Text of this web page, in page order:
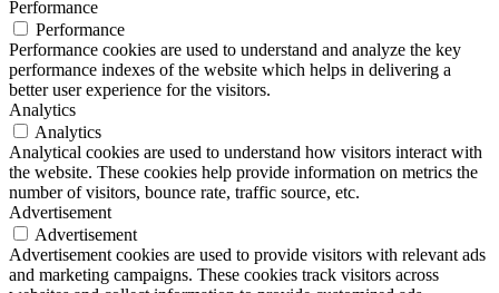
Performance
Performance
Performance cookies are used to understand and analyze the key
performance indexes of the website which helps in delivering a
better user experience for the visitors.
Analytics
Analytics
Analytical cookies are used to understand how visitors interact with
the website. These cookies help provide information on metrics the
number of visitors, bounce rate, traffic source, etc.
Advertisement
Advertisement
Advertisement cookies are used to provide visitors with relevant ads
and marketing campaigns. These cookies track visitors across